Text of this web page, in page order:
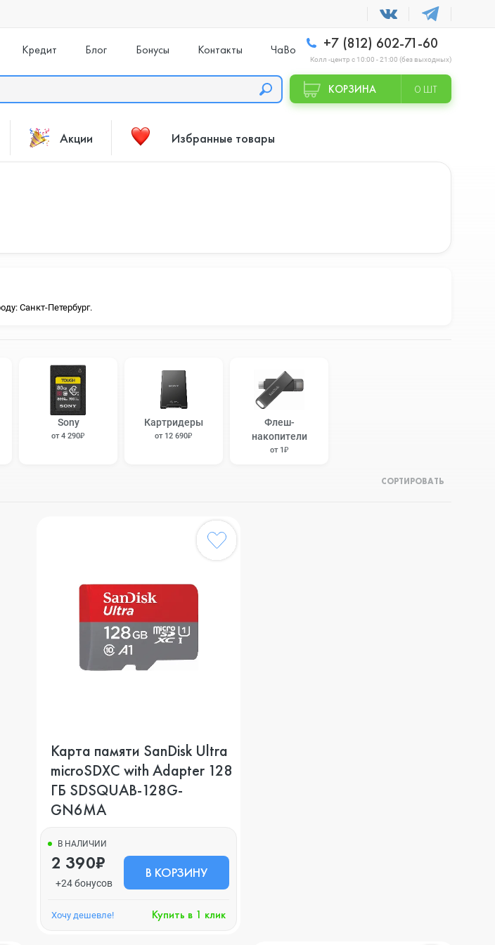
Кредит Блог Бонусы Контакты ЧаВо +7 (812) 602-71-60
Колл -центр с 10:00 - 21:00 (без выходных)
КОРЗИНА 0 ШТ
Акции Избранные товары
Санкт-Петербург.
Sony
от 4 290₽
Картридеры
от 12 690₽
Флеш-
накопители
от 1₽
СОРТИРОВАТЬ
Карта памяти SanDisk Ultra
microSDXC with Adapter 128
ГБ SDSQUAB-128G-
GN6MA
В НАЛИЧИИ
2 390₽
+24 бонусов
В КОРЗИНУ
Хочу дешевле! Купить в 1 клик